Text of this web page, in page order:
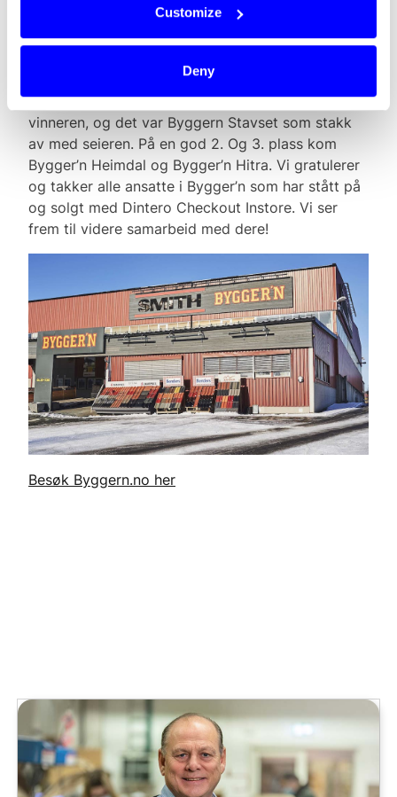
Customize
Deny
I forbindelse med den nye løsningen kjørte vi i
butikken som hadde flest transaksjoner frem til 31.
mai ville få et gavekort. Nå har vi trukket
vinneren, og det var Byggern Stavset som stakk
av med seieren. På en god 2. Og 3. plass kom
Bygger’n Heimdal og Bygger’n Hitra. Vi gratulerer
og takker alle ansatte i Bygger’n som har stått på
og solgt med Dintero Checkout Instore. Vi ser
frem til videre samarbeid med dere!
Besøk Byggern.no her